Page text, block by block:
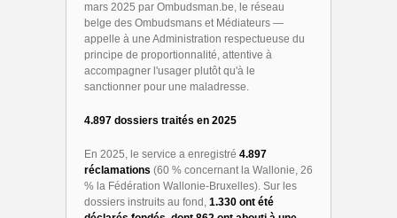
mars 2025 par Ombudsman.be, le réseau
belge des Ombudsmans et Médiateurs —
appelle à une Administration respectueuse du
principe de proportionnalité, attentive à
accompagner l'usager plutôt qu'à le
sanctionner pour une maladresse.
4.897 dossiers traités en 2025
En 2025, le service a enregistré 4.897
réclamations (60 % concernant la Wallonie, 26
% la Fédération Wallonie-Bruxelles). Sur les
dossiers instruits au fond, 1.330 ont été